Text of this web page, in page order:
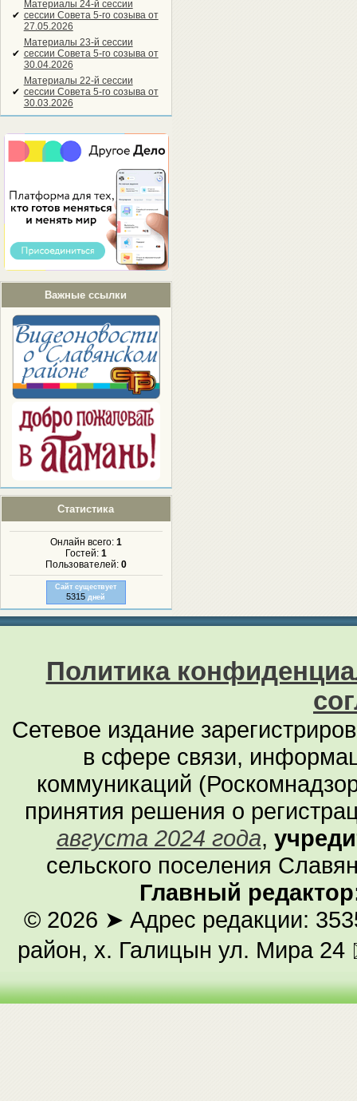
✔
Материалы 24-й сессии
сессии Совета 5-го созыва от
27.05.2026
✔
Материалы 23-й сессии
сессии Совета 5-го созыва от
30.04.2026
✔
Материалы 22-й сессии
сессии Совета 5-го созыва от
30.03.2026
Важные ссылки
Статистика
Онлайн всего: 1
Гостей: 1
Пользователей: 0
Сайт существует
5315 дней
Политика
Сетевое издание
в сфере связи,
коммуникаций
принятия решения о
августа 2024 года,
сельского поселения
Главный
© 2026 ➤ Адрес редакции:
район, х. Галицын ул. Мира